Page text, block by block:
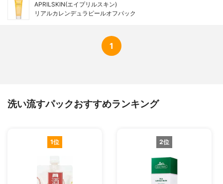
APRILSKIN(エイプリルスキン)
リアルカレンデュラピールオフパック
1
洗い流すパックおすすめランキング
1位 2位